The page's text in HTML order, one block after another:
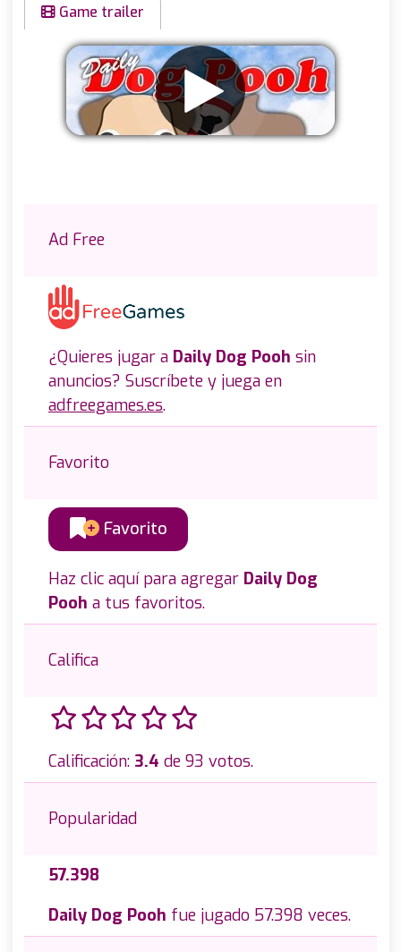
Game trailer
Ad Free
¿Quieres jugar a Daily Dog Pooh sin
anuncios? Suscríbete y juega en
adfreegames.es.
Favorito
Favorito
Haz clic aquí para agregar Daily Dog
Pooh a tus favoritos.
Califica
Calificación: 3.4 de 93 votos.
Popularidad
57.398
Daily Dog Pooh fue jugado 57.398 veces.